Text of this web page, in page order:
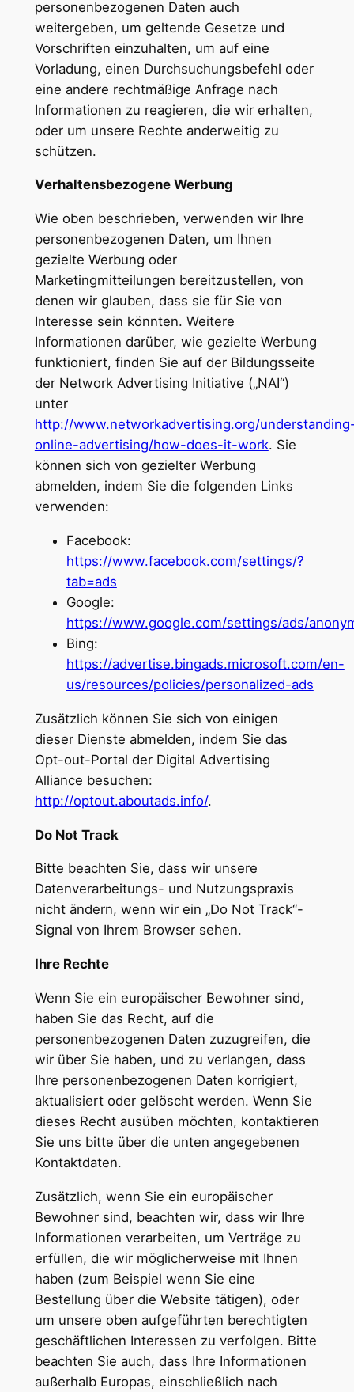
personenbezogenen Daten auch
weitergeben, um geltende Gesetze und
Vorschriften einzuhalten, um auf eine
Vorladung, einen Durchsuchungsbefehl oder
eine andere rechtmäßige Anfrage nach
Informationen zu reagieren, die wir erhalten,
oder um unsere Rechte anderweitig zu
schützen.
Verhaltensbezogene Werbung
Wie oben beschrieben, verwenden wir Ihre
personenbezogenen Daten, um Ihnen
gezielte Werbung oder
Marketingmitteilungen bereitzustellen, von
denen wir glauben, dass sie für Sie von
Interesse sein könnten. Weitere
Informationen darüber, wie gezielte Werbung
funktioniert, finden Sie auf der Bildungsseite
der Network Advertising Initiative („NAI“)
unter
http://www.networkadvertising.org/
online-advertising/how-does-it-work. Sie
können sich von gezielter Werbung
abmelden, indem Sie die folgenden Links
verwenden:
Facebook:
https://www.facebook.com/settings/?
tab=ads
Google:
https://www.google.com/settings/ads/
Bing:
https://advertise.bingads.microsoft.com/en-
us/resources/policies/personalized-ads
Zusätzlich können Sie sich von einigen
dieser Dienste abmelden, indem Sie das
Opt-out-Portal der Digital Advertising
Alliance besuchen:
http://optout.aboutads.info/.
Do Not Track
Bitte beachten Sie, dass wir unsere
Datenverarbeitungs- und Nutzungspraxis
nicht ändern, wenn wir ein „Do Not Track“-
Signal von Ihrem Browser sehen.
Ihre Rechte
Wenn Sie ein europäischer Bewohner sind,
haben Sie das Recht, auf die
personenbezogenen Daten zuzugreifen, die
wir über Sie haben, und zu verlangen, dass
Ihre personenbezogenen Daten korrigiert,
aktualisiert oder gelöscht werden. Wenn Sie
dieses Recht ausüben möchten, kontaktieren
Sie uns bitte über die unten angegebenen
Kontaktdaten.
Zusätzlich, wenn Sie ein europäischer
Bewohner sind, beachten wir, dass wir Ihre
Informationen verarbeiten, um Verträge zu
erfüllen, die wir möglicherweise mit Ihnen
haben (zum Beispiel wenn Sie eine
Bestellung über die Website tätigen), oder
um unsere oben aufgeführten berechtigten
geschäftlichen Interessen zu verfolgen. Bitte
beachten Sie auch, dass Ihre Informationen
außerhalb Europas, einschließlich nach